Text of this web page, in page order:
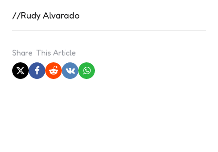
//Rudy Alvarado
Share This Article